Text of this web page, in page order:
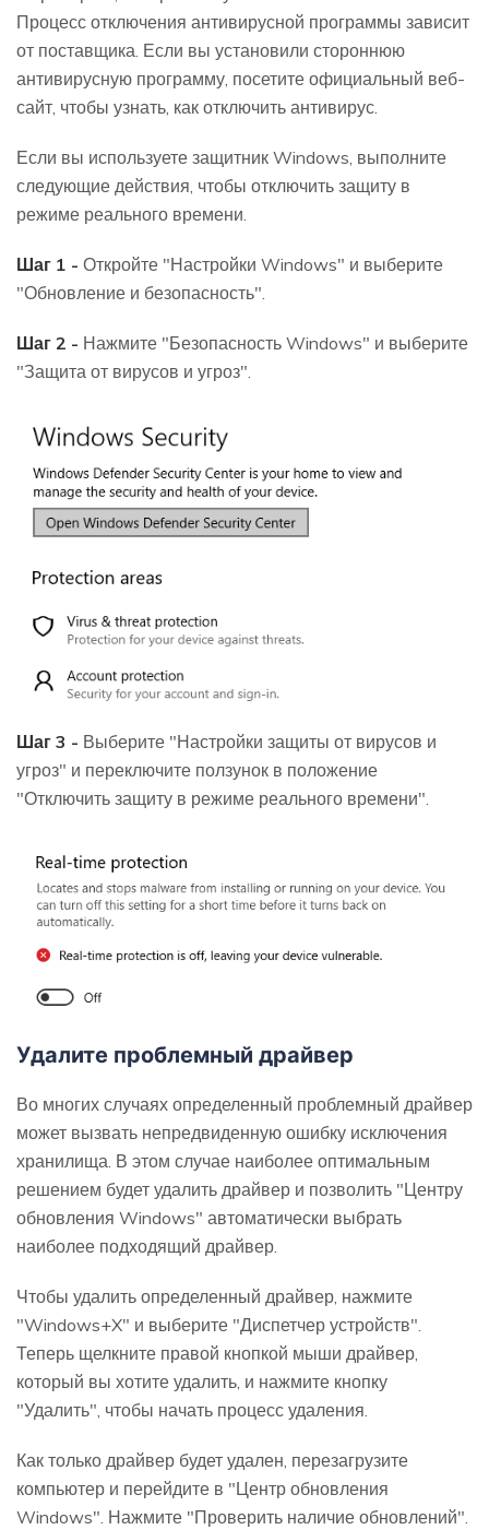
Процесс отключения антивирусной программы зависит
от поставщика. Если вы установили стороннюю
антивирусную программу, посетите официальный веб-
сайт, чтобы узнать, как отключить антивирус.
Если вы используете защитник Windows, выполните
следующие действия, чтобы отключить защиту в
режиме реального времени.
Шаг 1 - Откройте "Настройки Windows" и выберите
"Обновление и безопасность".
Шаг 2 - Нажмите "Безопасность Windows" и выберите
"Защита от вирусов и угроз".
Шаг 3 - Выберите "Настройки защиты от вирусов и
угроз" и переключите ползунок в положение
"Отключить защиту в режиме реального времени".
Удалите проблемный драйвер
Во многих случаях определенный проблемный драйвер
может вызвать непредвиденную ошибку исключения
хранилища. В этом случае наиболее оптимальным
решением будет удалить драйвер и позволить "Центру
обновления Windows" автоматически выбрать
наиболее подходящий драйвер.
Чтобы удалить определенный драйвер, нажмите
"Windows+X" и выберите "Диспетчер устройств".
Теперь щелкните правой кнопкой мыши драйвер,
который вы хотите удалить, и нажмите кнопку
"Удалить", чтобы начать процесс удаления.
Как только драйвер будет удален, перезагрузите
компьютер и перейдите в "Центр обновления
Windows". Нажмите "Проверить наличие обновлений".